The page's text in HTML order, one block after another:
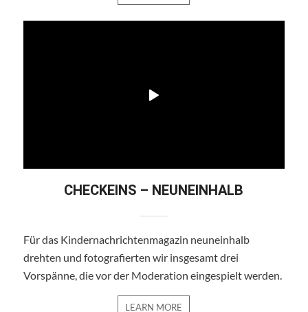
CHECKEINS – NEUNEINHALB
Für das Kindernachrichtenmagazin neuneinhalb
drehten und fotografierten wir insgesamt drei
Vorspänne, die vor der Moderation eingespielt werden.
LEARN MORE